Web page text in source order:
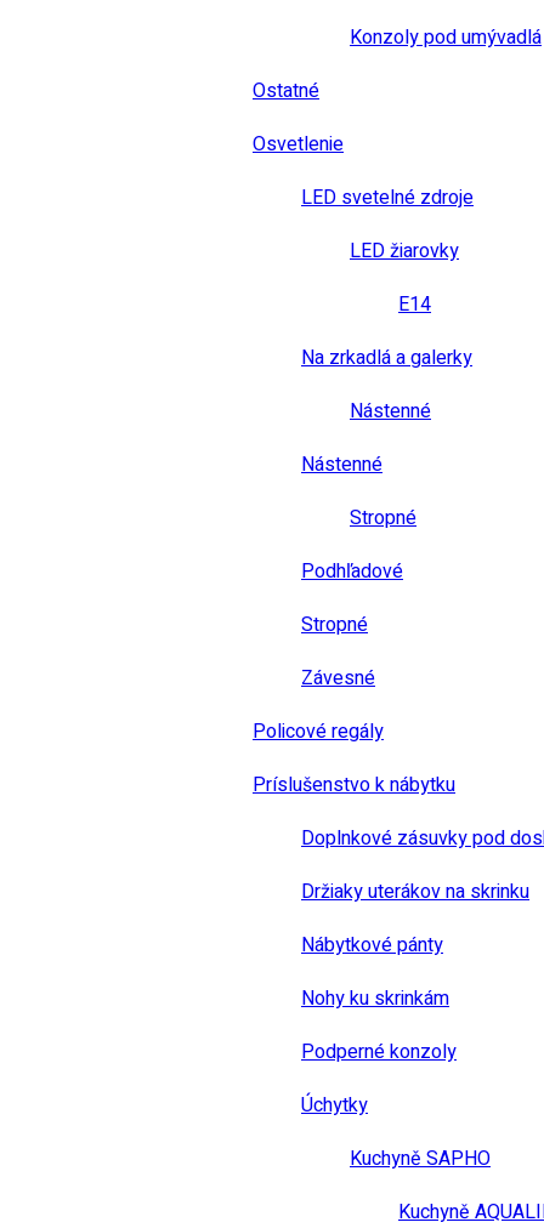
Konzoly pod umývadlá
Ostatné
Osvetlenie
LED svetelné zdroje
LED žiarovky
E14
Na zrkadlá a galerky
Nástenné
Nástenné
Stropné
Podhľadové
Stropné
Závesné
Policové regály
Príslušenstvo k nábytku
Doplnkové zásuvky pod
Držiaky uterákov na skrinku
Nábytkové pánty
Nohy ku skrinkám
Podperné konzoly
Úchytky
Kuchyně SAPHO
Kuchyně